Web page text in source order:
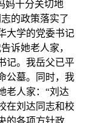
妈十分关切地
的政策落实了
大学的党委书记
诉她老人家，
记。我岳父已平
公墓。同时，我
老人家：“刘达
在刘达同志和校
的各项方针政